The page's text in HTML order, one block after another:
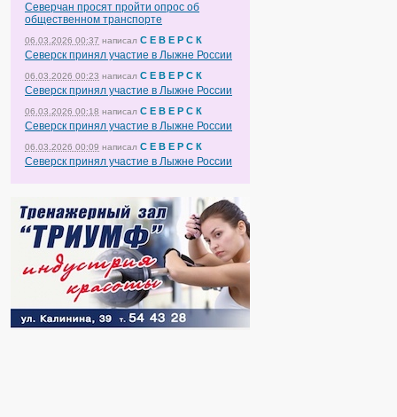
Северчан просят пройти опрос об
общественном транспорте
06.03.2026 00:37 написал С Е В Е Р С К
Северск принял участие в Лыжне России
06.03.2026 00:23 написал С Е В Е Р С К
Северск принял участие в Лыжне России
06.03.2026 00:18 написал С Е В Е Р С К
Северск принял участие в Лыжне России
06.03.2026 00:09 написал С Е В Е Р С К
Северск принял участие в Лыжне России